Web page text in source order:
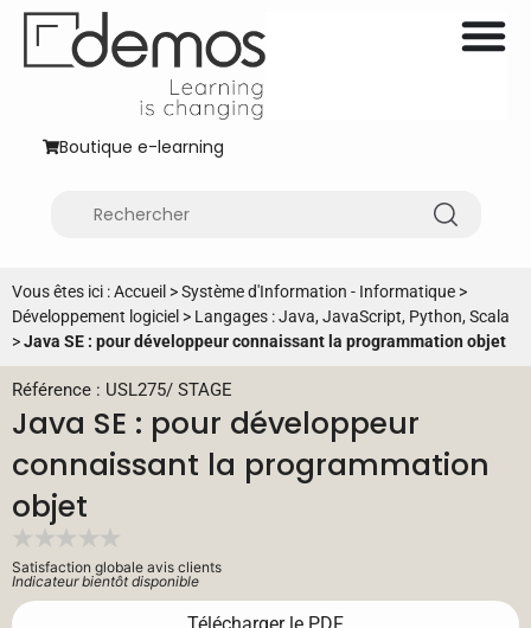
Boutique e-learning
Vous êtes ici :Accueil >Système d'Information - Informatique >
Développement logiciel > Langages : Java, JavaScript, Python, Scala
>Java SE : pour développeur connaissant la programmation objet
Référence : USL275/ STAGE
Java SE : pour développeur
connaissant la programmation
objet
Satisfaction globale avis clients
Indicateur bientôt disponible